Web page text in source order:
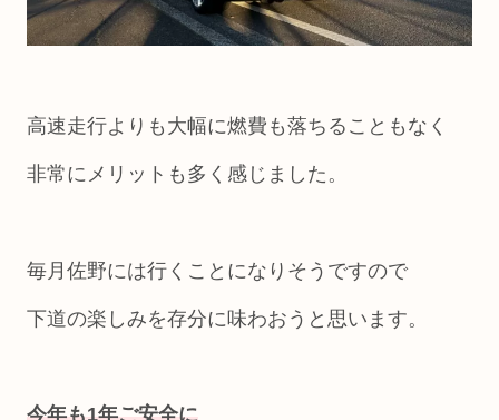
高速走行よりも大幅に燃費も落ちることもなく
非常にメリットも多く感じました。
毎月佐野には行くことになりそうですので
下道の楽しみを存分に味わおうと思います。
今年も1年ご安全に